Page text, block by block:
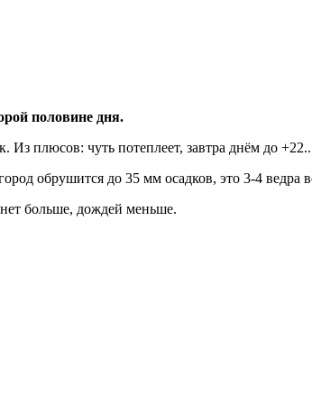
половине дня.
Из плюсов: чуть потеплеет, завтра днём до
обрушится до 35 мм осадков, это 3-4 ведра
больше, дождей меньше.